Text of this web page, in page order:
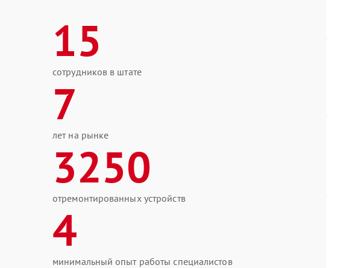
15
сотрудников в штате
7
лет на рынке
3250
отремонтированных устройств
4
минимальный опыт работы специалистов